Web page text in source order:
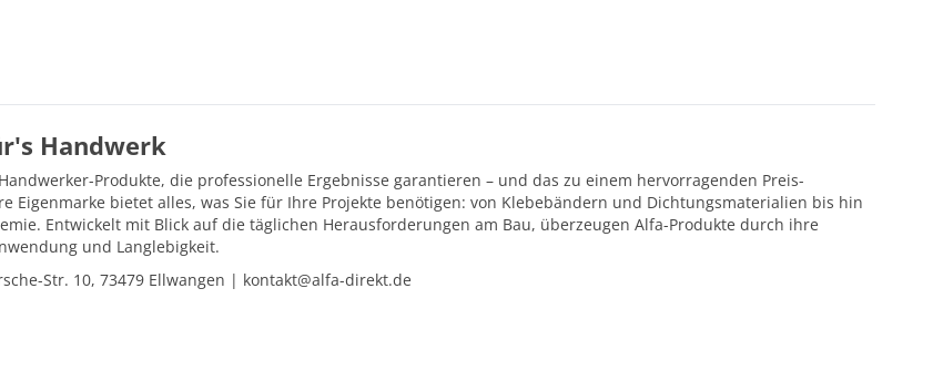
Handwerk
Produkte, die professionelle Ergebnisse garantieren – und das zu einem hervorragenden Preis-
Eigenmarke bietet alles, was Sie für Ihre Projekte benötigen: von Klebebändern und Dichtungsmaterialien bis hin
Entwickelt mit Blick auf die täglichen Herausforderungen am Bau, überzeugen Alfa-Produkte durch ihre
und Langlebigkeit.
Str. 10, 73479 Ellwangen | kontakt@alfa-direkt.de